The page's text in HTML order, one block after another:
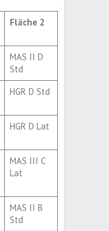
Fläche 2
MAS II D
Std
HGR D Std
HGR D Lat
MAS III C
Lat
MAS II B
Std